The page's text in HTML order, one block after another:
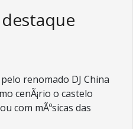
renomado DJ China
cenÃ¡rio o castelo
com mÃºsicas das